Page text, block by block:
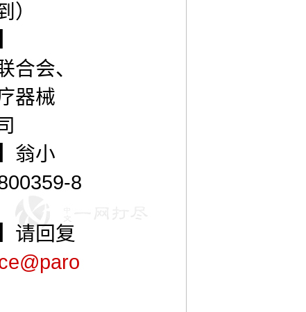
）
合会、
器械
翁小
8
请回复